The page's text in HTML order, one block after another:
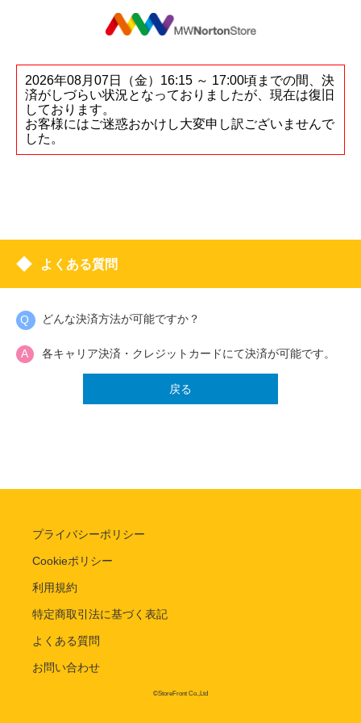
2026年08月07日（金）16:15 ～ 17:00頃までの間、決
済がしづらい状況となっておりましたが、現在は復旧
しております。
お客様にはご迷惑おかけし大変申し訳ございませんで
した。
よくある質問
どんな決済方法が可能ですか？
各キャリア決済・クレジットカードにて決済が可能です。
戻る
プライバシーポリシー
Cookieポリシー
利用規約
特定商取引法に基づく表記
よくある質問
お問い合わせ
©StoreFront Co.,Ltd